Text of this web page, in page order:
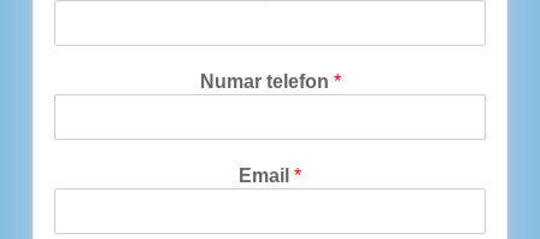
Numar telefon *
Email *